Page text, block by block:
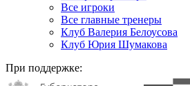
Все игроки
Все главные тренеры
Клуб Валерия Белоусова
Клуб Юрия Шумакова
При поддержке: